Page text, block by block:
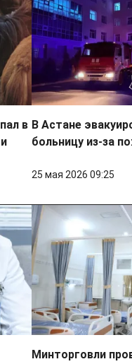
в В Астане
больницу из-за
25 мая 2026 09:25
Минторговли